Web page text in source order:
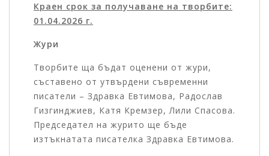
Краен срок за получаване на творбите:
01.04.2026 г.
Жури
Творбите ща бъдат оценени от жури,
съставено от утвърдени съвременни
писатели – Здравка Евтимова, Радослав
Гизгинджиев, Катя Кремзер, Лили Спасова.
Председател на журито ще бъде
изтъкнатата писателка Здравка Евтимова.